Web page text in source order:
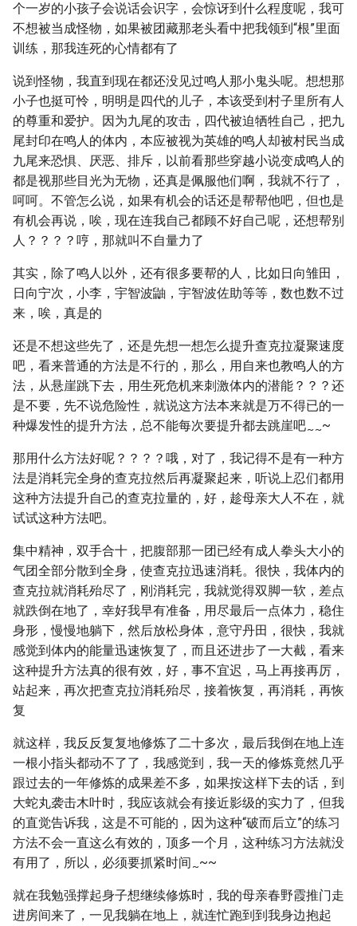
个一岁的小孩子会说话会识字，会惊讶到什么程度呢，我可
不想被当成怪物，如果被团藏那老头看中把我领到“根”里面
训练，那我连死的心情都有了
说到怪物，我直到现在都还没见过鸣人那小鬼头呢。想想那
小子也挺可怜，明明是四代的儿子，本该受到村子里所有人
的尊重和爱护。因为九尾的攻击，四代被迫牺牲自己，把九
尾封印在鸣人的体内，本应被视为英雄的鸣人却被村民当成
九尾来恐惧、厌恶、排斥，以前看那些穿越小说变成鸣人的
都是视那些目光为无物，还真是佩服他们啊，我就不行了，
呵呵。不管怎么说，如果有机会的话还是帮帮他吧，但也是
有机会再说，唉，现在连我自己都顾不好自己呢，还想帮别
人？？？？哼，那就叫不自量力了
其实，除了鸣人以外，还有很多要帮的人，比如日向雏田，
日向宁次，小李，宇智波鼬，宇智波佐助等等，数也数不过
来，唉，真是的
还是不想这些先了，还是先想一想怎么提升查克拉凝聚速度
吧，看来普通的方法是不行的，那么，用自来也教鸣人的方
法，从悬崖跳下去，用生死危机来刺激体内的潜能？？？还
是不要，先不说危险性，就说这方法本来就是万不得已的一
种爆发性的提升方法，总不能每次要提升都去跳崖吧~~~
那用什么方法好呢？？？？哦，对了，我记得不是有一种方
法是消耗完全身的查克拉然后再凝聚起来，听说上忍们都用
这种方法提升自己的查克拉量的，好，趁母亲大人不在，就
试试这种方法吧。
集中精神，双手合十，把腹部那一团已经有成人拳头大小的
气团全部分散到全身，使查克拉迅速消耗。很快，我体内的
查克拉就消耗殆尽了，刚消耗完，我就觉得双脚一软，差点
就跌倒在地了，幸好我早有准备，用尽最后一点体力，稳住
身形，慢慢地躺下，然后放松身体，意守丹田，很快，我就
感觉到体内的能量迅速恢复了，而且还进步了一大截，看来
这种提升方法真的很有效，好，事不宜迟，马上再接再厉，
站起来，再次把查克拉消耗殆尽，接着恢复，再消耗，再恢
复
就这样，我反反复复地修炼了二十多次，最后我倒在地上连
一根小指头都动不了了，我感觉到，我一天的修炼竟然几乎
跟过去的一年修炼的成果差不多，如果按这样下去的话，到
大蛇丸袭击木叶时，我应该就会有接近影级的实力了，但我
的直觉告诉我，这是不可能的，因为这种“破而后立”的练习
方法不会一直这么有效的，顶多一个月，这种练习方法就没
有用了，所以，必须要抓紧时间 ~~~
就在我勉强撑起身子想继续修炼时，我的母亲春野霞推门走
进房间来了，一见我躺在地上，就连忙跑到到我身边抱起